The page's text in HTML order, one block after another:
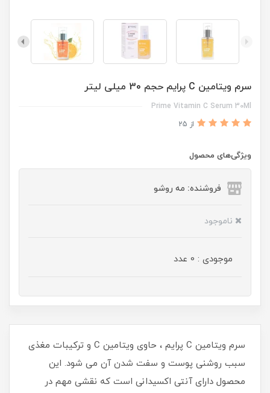
سرم ویتامین C پرایم حجم 30 میلی لیتر
Prime Vitamin C Serum 30Ml
از 25
ویژگی‌های محصول
فروشنده: مه رو‌شو
ناموجود
موجودی : 0 عدد
سرم ویتامین C پرایم ، حاوی ویتامین C و ترکیبات مغذی
سبب روشنی پوست و سفت شدن آن می شود. این
محصول دارای آنتی اکسیدانی است که نقشی مهم در